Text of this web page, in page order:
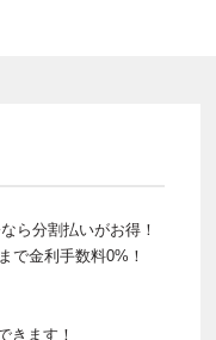
ら分割払いがお得！
で金利手数料0%！
きます！